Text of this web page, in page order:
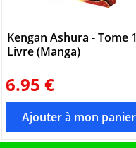
Kengan Ashura - Tome
Livre (Manga)
6.95 €